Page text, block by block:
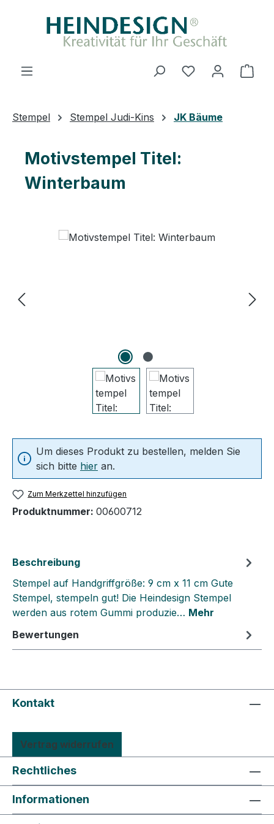
Zum Hauptinhalt springen
Du hast 0
Stempel Stempel Judi-Kins JK Bäume
Motivstempel Titel:
Winterbaum
Um dieses Produkt zu bestellen, melden Sie
sich bitte hier an.
Zum Merkzettel hinzufügen
Produktnummer: 00600712
Beschreibung
Stempel auf Handgriffgröße: 9 cm x 11 cm Gute
Stempel, stempeln gut! Die Heindesign Stempel
werden aus rotem Gummi produzie… Mehr
Bewertungen
Kontakt
Vertrag widerrufen
Rechtliches
Informationen